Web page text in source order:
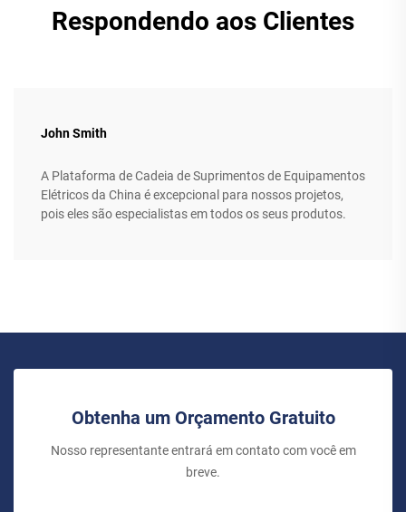
Respondendo aos Clientes
John Smith
A Plataforma de Cadeia de Suprimentos de Equipamentos
Elétricos da China é excepcional para nossos projetos,
pois eles são especialistas em todos os seus produtos.
Obtenha um Orçamento Gratuito
Nosso representante entrará em contato com você em
breve.